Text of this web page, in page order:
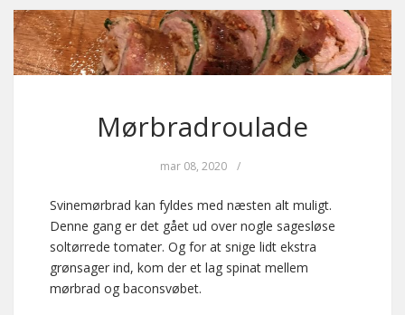
Mørbradroulade
mar 08, 2020 /
Svinemørbrad kan fyldes med næsten alt muligt.
Denne gang er det gået ud over nogle sagesløse
soltørrede tomater. Og for at snige lidt ekstra
grønsager ind, kom der et lag spinat mellem
mørbrad og baconsvøbet.